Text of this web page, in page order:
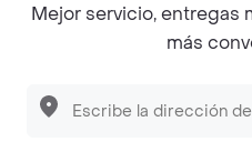
©2026Rappi Inc.
Mejor servicio, entregas
más